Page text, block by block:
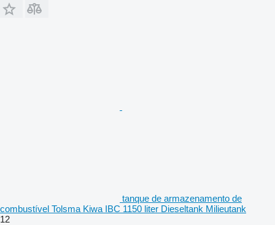
tanque de armazenamento de
combustível Tolsma Kiwa IBC 1150 liter Dieseltank Milieutank
12